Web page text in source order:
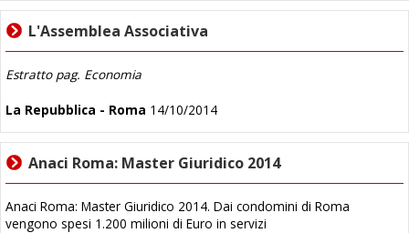
L'Assemblea Associativa
Estratto pag. Economia
La Repubblica - Roma 14/10/2014
Anaci Roma: Master Giuridico 2014
Anaci Roma: Master Giuridico 2014. Dai condomini di Roma
vengono spesi 1.200 milioni di Euro in servizi